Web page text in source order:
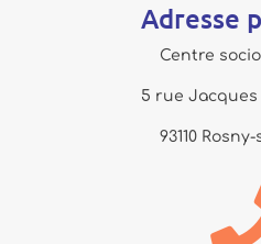
Adresse
Centre
5 rue
93110